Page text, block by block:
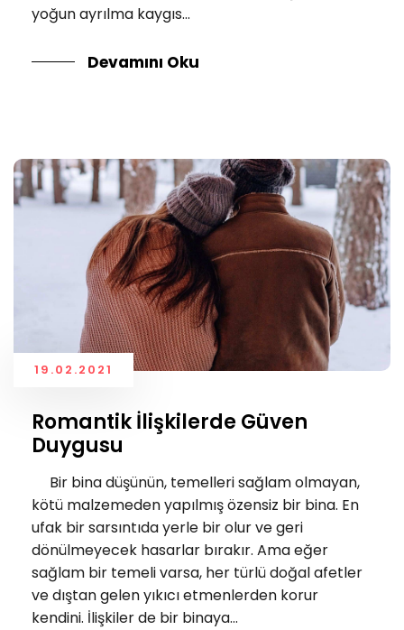
yoğun ayrılma kaygıs...
Devamını Oku
19.02.2021
Romantik İlişkilerde Güven
Duygusu
Bir bina düşünün, temelleri sağlam olmayan,
kötü malzemeden yapılmış özensiz bir bina. En
ufak bir sarsıntıda yerle bir olur ve geri
dönülmeyecek hasarlar bırakır. Ama eğer
sağlam bir temeli varsa, her türlü doğal afetler
ve dıştan gelen yıkıcı etmenlerden korur
kendini. İlişkiler de bir binaya...